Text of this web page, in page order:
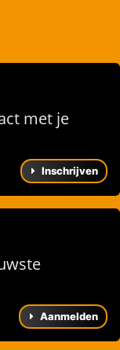
met je
Inschrijven
Aanmelden